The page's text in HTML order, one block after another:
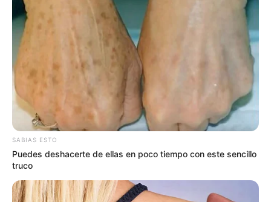
SABIAS ESTO
Puedes deshacerte de ellas en poco tiempo con este sencillo
truco